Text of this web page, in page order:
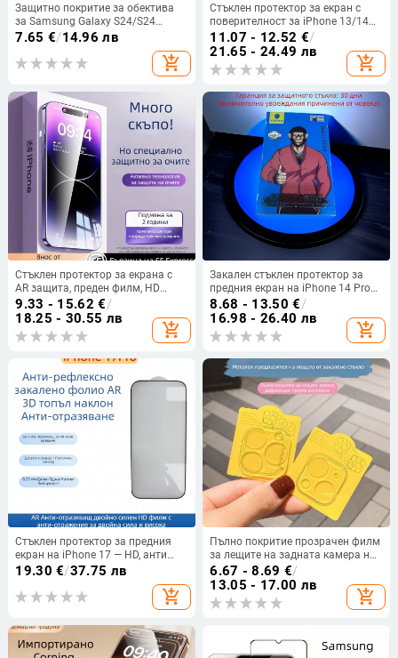
Защитно покритие за обектива
за Samsung Galaxy S24/S24
Ultra/S24+ със невидим дизайн –
закалено стъкло, антиотпечатък,
капак на обектива
7.65 €/14.96 лв
add_shopping_cart
Стъклен протектор за екран с
поверителност за iPhone 13/14
серия, Corning Gorilla Glass,
антиотразителен, антишпионаж,
HD яснота
11.07 - 12.52 €/
21.65 - 24.49 лв
add_shopping_cart
Стъклен протектор за екрана с
AR защита, преден филм, HD
качество, закалено стъкло,
съвместим с iPhone 15 Pro Max,
16 Pro и 14 Plus
9.33 - 15.62 €/
18.25 - 30.55 лв
add_shopping_cart
Закален стъклен протектор за
предния екран на iPhone 14 Pro
Max – HD яснота, анти отпечатък
8.68 - 13.50 €/
16.98 - 26.40 лв
add_shopping_cart
Стъклен протектор за предния
екран на iPhone 17 — HD, анти
отпечатъци, удароустойчив,
пълно покритие, автоматично
възстановяване
19.30 €/37.75 лв
add_shopping_cart
Пълно покритие прозрачен филм
за лещите на задната камера на
iPhone 16 Pro Max – устойчив на
падане, HD, анти отпечатъци
6.67 - 8.69 €/
13.05 - 17.00 лв
add_shopping_cart